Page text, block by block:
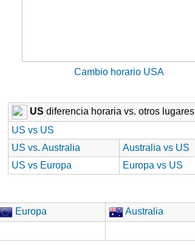
Cambio horario USA
US diferencia horaria vs. otros lugares
US vs US
US vs. Australia
Australia vs US
US vs Europa
Europa vs US
Europa
Australia